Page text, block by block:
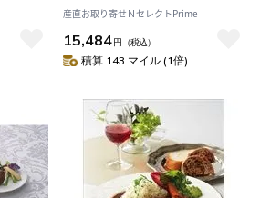
産直お取り寄せＮセレクトPrime
15,484円 （税込）
積算 143 マイル (1倍)